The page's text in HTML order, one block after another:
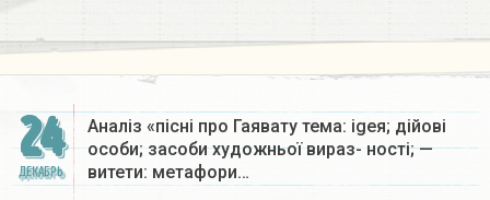
24
ДЕКАБРЬ
Аналіз «пісні про Гаявату тема: igeя; дійові
особи; засоби художньої вираз- ності; —
витети: метафори…